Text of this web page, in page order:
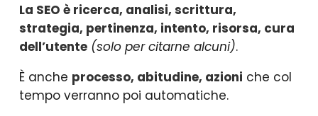
La SEO è ricerca, analisi, scrittura,
strategia, pertinenza, intento, risorsa, cura
dell’utente (solo per citarne alcuni).
È anche processo, abitudine, azioni che col
tempo verranno poi automatiche.